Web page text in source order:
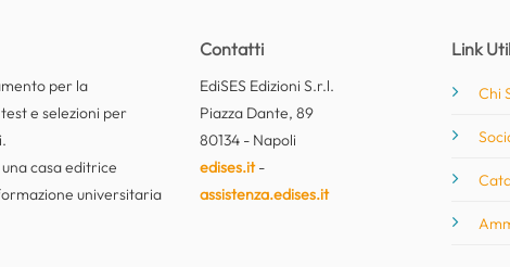
per la
e selezioni per
casa editrice
universitaria
Contatti
EdiSES Edizioni S.r.l.
Piazza Dante, 89
80134 - Napoli
edises.it-
assistenza.edises.it
Link
Chi